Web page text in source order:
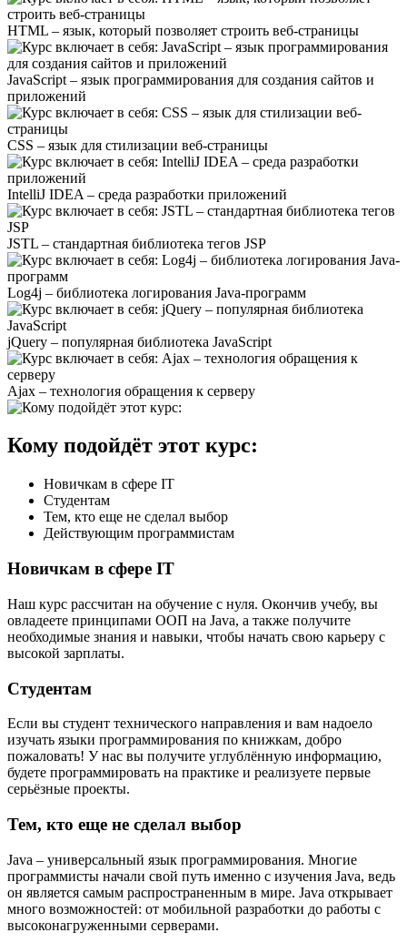
HTML – язык, который позволяет строить веб-страницы
JavaScript – язык программирования для создания сайтов и
приложений
CSS – язык для стилизации веб-страницы
IntelliJ IDEA – среда разработки приложений
JSTL – стандартная библиотека тегов JSP
Log4j – библиотека логирования Java-программ
jQuery – популярная библиотека JavaScript
Ajax – технология обращения к серверу
Кому подойдёт этот курс:
Новичкам в сфере IT
Студентам
Тем, кто еще не сделал выбор
Действующим программистам
Новичкам в сфере IT
Наш курс рассчитан на обучение с нуля. Окончив учебу, вы
овладеете принципами ООП на Java, а также получите
необходимые знания и навыки, чтобы начать свою карьеру с
высокой зарплаты.
Студентам
Если вы студент технического направления и вам надоело
изучать языки программирования по книжкам, добро
пожаловать! У нас вы получите углублённую информацию,
будете программировать на практике и реализуете первые
серьёзные проекты.
Тем, кто еще не сделал выбор
Java – универсальный язык программирования. Многие
программисты начали свой путь именно с изучения Java, ведь
он является самым распространенным в мире. Java открывает
много возможностей: от мобильной разработки до работы с
высоконагруженными серверами.